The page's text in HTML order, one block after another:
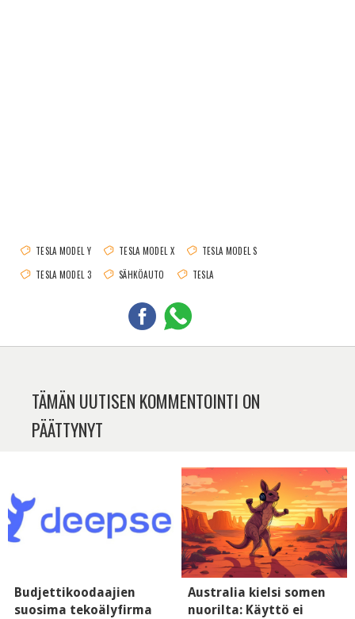
TESLA MODEL Y TESLA MODEL X
TESLA MODEL S
TESLA MODEL 3
SÄHKÖAUTO TESLA
TÄMÄN UUTISEN KOMMENTOINTI ON
PÄÄTTYNYT
Budjettikoodaajien
suosima tekoälyfirma
Australia kielsi somen
nuorilta: Käyttö ei